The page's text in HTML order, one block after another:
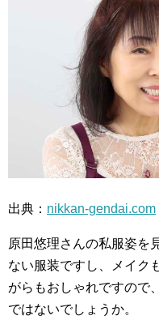
出典： nikkan-gendai.com
原田悠理さんの私服姿を
ない服装ですし、メイク
がらもおしゃれですので
ではないでしょうか。